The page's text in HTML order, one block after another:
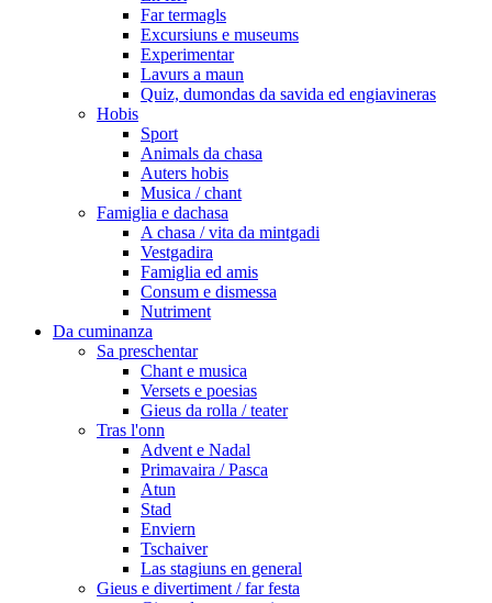
Far termagls
Excursiuns e museums
Experimentar
Lavurs a maun
Quiz, dumondas da savida ed engiavineras
Hobis
Sport
Animals da chasa
Auters hobis
Musica / chant
Famiglia e dachasa
A chasa / vita da mintgadi
Vestgadira
Famiglia ed amis
Consum e dismessa
Nutriment
Da cuminanza
Sa preschentar
Chant e musica
Versets e poesias
Gieus da rolla / teater
Tras l'onn
Advent e Nadal
Primavaira / Pasca
Atun
Stad
Enviern
Tschaiver
Las stagiuns en general
Gieus e divertiment / far festa